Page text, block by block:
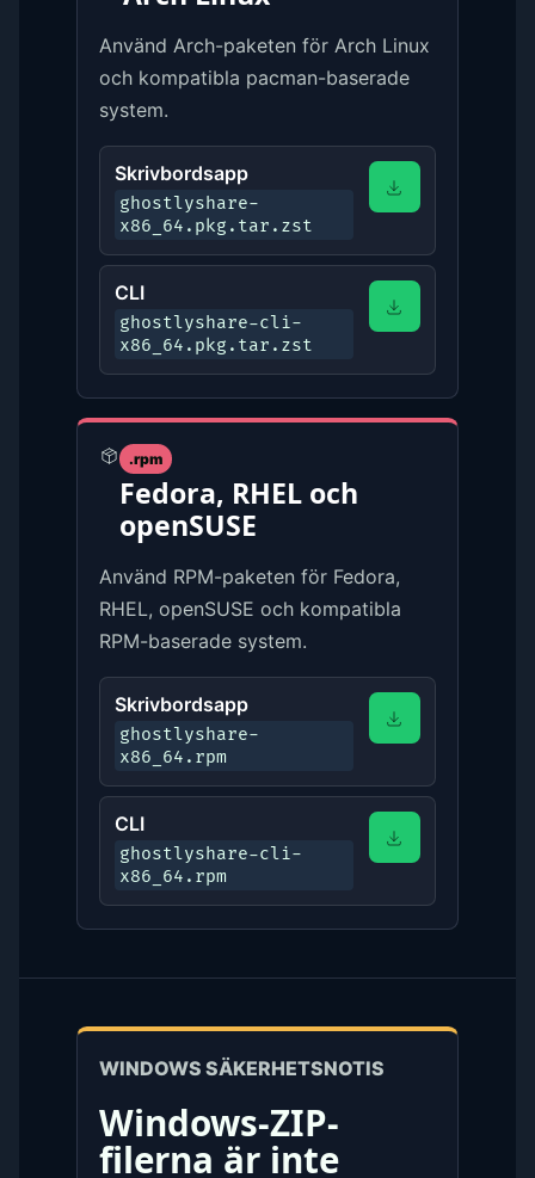
Använd Arch-paketen för Arch Linux
och kompatibla pacman-baserade
system.
Skrivbordsapp
ghostlyshare-
x86_64.pkg.tar.zst
CLI
ghostlyshare-cli-
x86_64.pkg.tar.zst
.rpm
Fedora, RHEL och
openSUSE
Använd RPM-paketen för Fedora,
RHEL, openSUSE och kompatibla
RPM-baserade system.
Skrivbordsapp
ghostlyshare-
x86_64.rpm
CLI
ghostlyshare-cli-
x86_64.rpm
WINDOWS SÄKERHETSNOTIS
Windows-ZIP-
filerna är inte